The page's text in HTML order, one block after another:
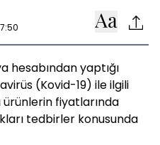
hesabından yaptığı
(Kovid-19) ile ilgili
ürünlerin fiyatlarında
tedbirler konusunda